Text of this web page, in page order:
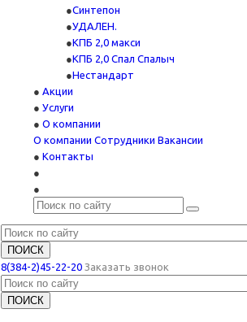
Синтепон
УДАЛЕН.
КПБ 2,0 макси
КПБ 2,0 Спал Спалыч
Нестандарт
Акции
Услуги
О компании
О компании Сотрудники Вакансии
Контакты
8(384-2)45-22-20 Заказать звонок